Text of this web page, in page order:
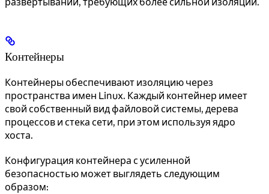
Контейнеры
Контейнеры обеспечивают изоляцию через
пространства имен Linux. Каждый контейнер имеет
свой собственный вид файловой системы, дерева
процессов и стека сети, при этом используя ядро
хоста.
Конфигурация контейнера с усиленной
безопасностью может выглядеть следующим
образом: